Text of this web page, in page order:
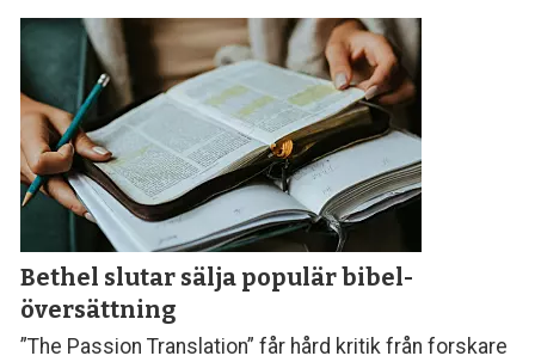
Bethel slutar sälja populär bibel­
översättning
”The Passion Translation” får hård kritik från forskare